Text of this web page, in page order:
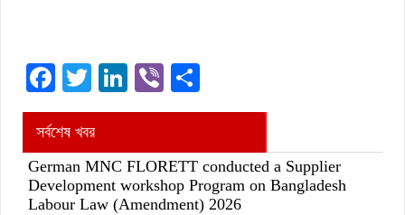
Facebook
TwitterLinkedIn
Viber
সর্বশেষ খবর
German MNC FLORETT conducted a Supplier
Development workshop Program on Bangladesh
Labour Law (Amendment) 2026